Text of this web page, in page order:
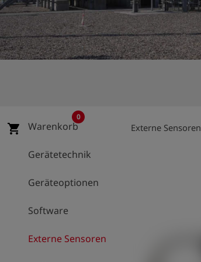
account_circle Anmelden
shieldRegistrierung
shopping_cart Warenkorb
0
Gerätetechnik
Geräteoptionen
Software
Externe Sensoren
Externe Sensoren